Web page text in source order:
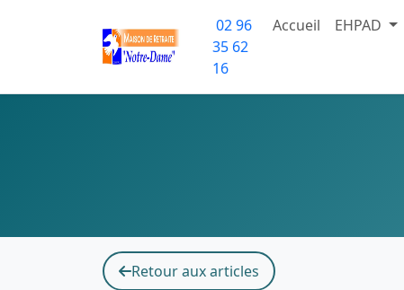
02 96
35 62
16
Accueil EHPAD
Retour aux articles